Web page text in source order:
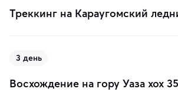
Треккинг на Караугомский
3 день
Восхождение на гору Уаза хох